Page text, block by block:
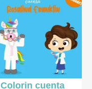
Colorin cuenta